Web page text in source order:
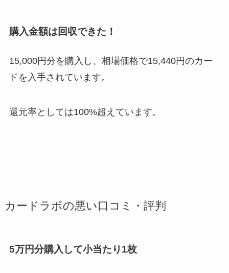
購入金額は回収できた！
15,000円分を購入し、相場価格で15,440円のカー
ドを入手されています。
還元率としては100%超えています。
カードラボの悪い口コミ・評判
5万円分購入して小当たり1枚